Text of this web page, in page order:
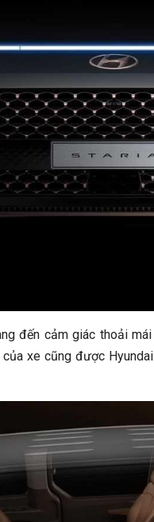
đến cảm giác thoải
xe cũng được